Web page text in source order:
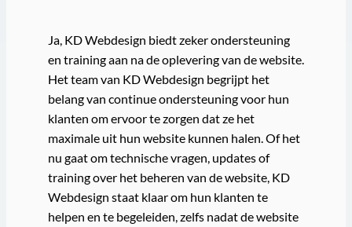
Ja, KD Webdesign biedt zeker ondersteuning
en training aan na de oplevering van de website.
Het team van KD Webdesign begrijpt het
belang van continue ondersteuning voor hun
klanten om ervoor te zorgen dat ze het
maximale uit hun website kunnen halen. Of het
nu gaat om technische vragen, updates of
training over het beheren van de website, KD
Webdesign staat klaar om hun klanten te
helpen en te begeleiden, zelfs nadat de website